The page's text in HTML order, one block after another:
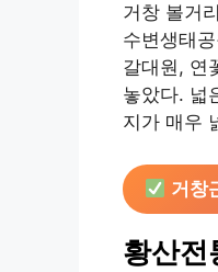
거창 볼거
수변생태
갈대원, 연
놓았다. 넓
지가 매우
거창
황산전